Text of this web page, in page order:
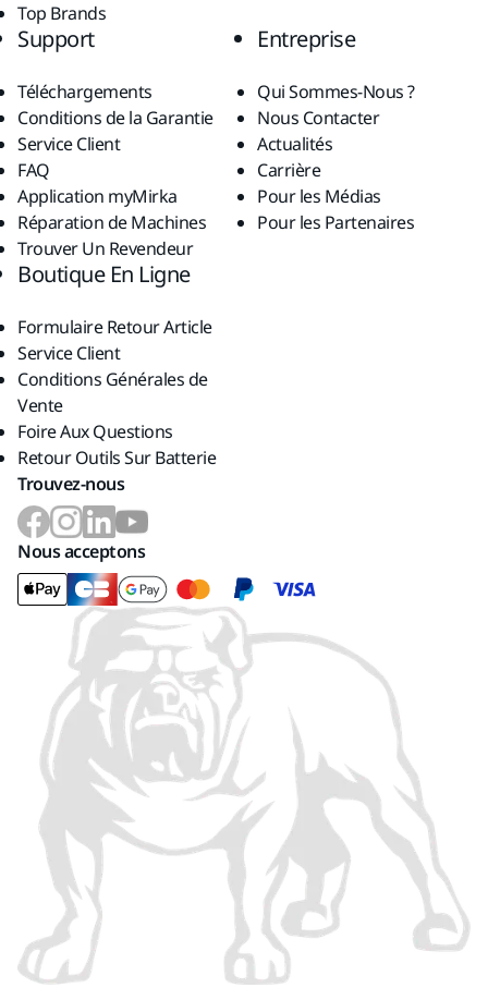
Top Brands
Support
Téléchargements
Conditions de la Garantie
Service Client
FAQ
Application myMirka
Réparation de Machines
Trouver Un Revendeur
Entreprise
Qui Sommes-Nous ?
Nous Contacter
Actualités
Carrière
Pour les Médias
Pour les Partenaires
Boutique En Ligne
Formulaire Retour Article
Service Client
Conditions Générales de
Vente
Foire Aux Questions
Retour Outils Sur Batterie
Trouvez-nous
Nous acceptons